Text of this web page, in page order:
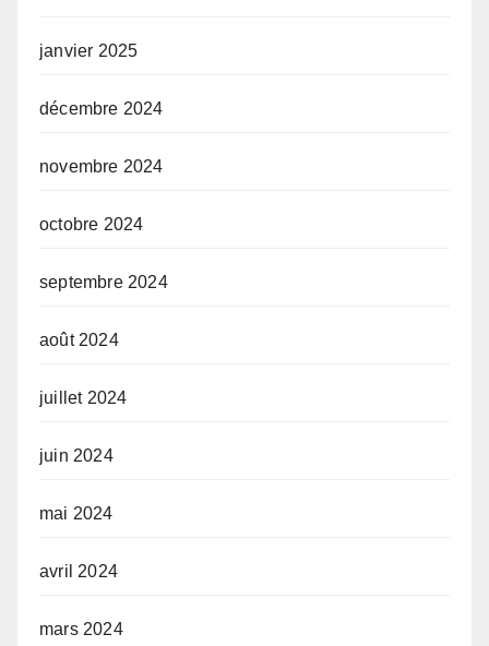
janvier 2025
décembre 2024
novembre 2024
octobre 2024
septembre 2024
août 2024
juillet 2024
juin 2024
mai 2024
avril 2024
mars 2024